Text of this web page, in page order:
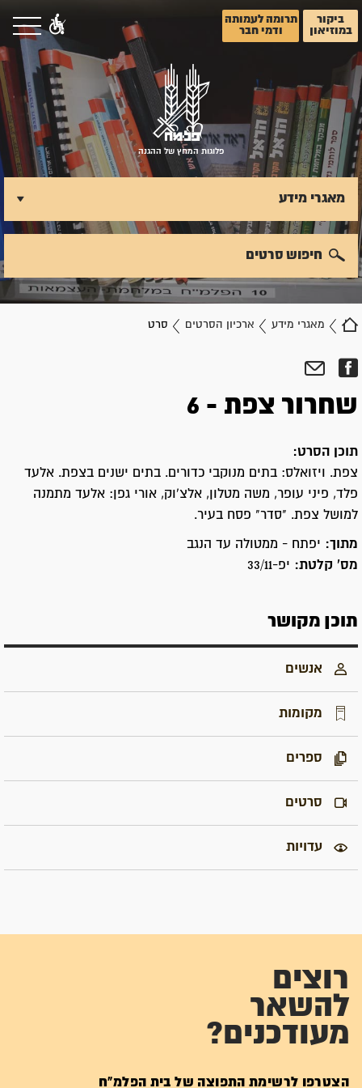
ביקור
במוזיאון
תרומה לעמותה
ודמי חבר
פלוגות המחץ של ההגנה
מאגרי מידע ארכיון הסרטים סרט
מאגרי מידע
חיפוש סרטים
שחרור צפת - 6
תוכן הסרט:
צפת. ויזואלס: בתים מנוקבי כדורים. בתים ישנים בצפת. אלעד
פלד, פיני עופר, משה מטלון, אלצ'וק, אורי גפן: אלעד מתמנה
למושל צפת. "סדר" פסח בעיר.
מתוך: יפתח - ממטולה עד הנגב
מס' קלטת: יפ-33/11
תוכן מקושר
אנשים
מקומות
ספרים
סרטים
עדויות
רוצים
להשאר
מעודכנים?
הצטרפו לרשימת התפוצה של בית הפלמ"ח